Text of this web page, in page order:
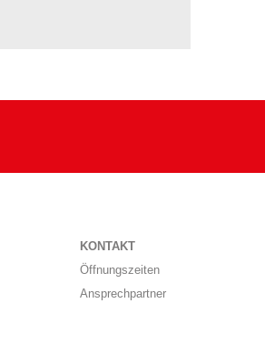
KONTAKT
Öffnungszeiten
Ansprechpartner